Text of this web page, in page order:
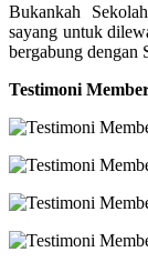
Bukankah
sayang untuk
bergabung dengan
Testimoni